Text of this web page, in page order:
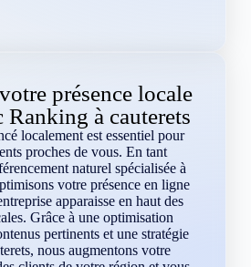
présence locale
Ranking à cauterets
localement est essentiel pour
proches de vous. En tant
naturel spécialisée à
votre présence en ligne
apparaisse en haut des
Grâce à une optimisation
pertinents et une stratégie
nous augmentons votre